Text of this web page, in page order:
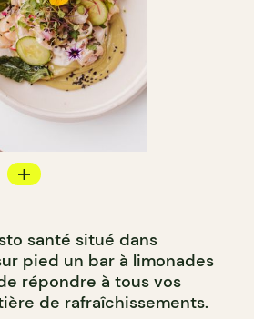
santé situé dans
pied un bar à limonades
répondre à tous vos
de rafraîchissements.